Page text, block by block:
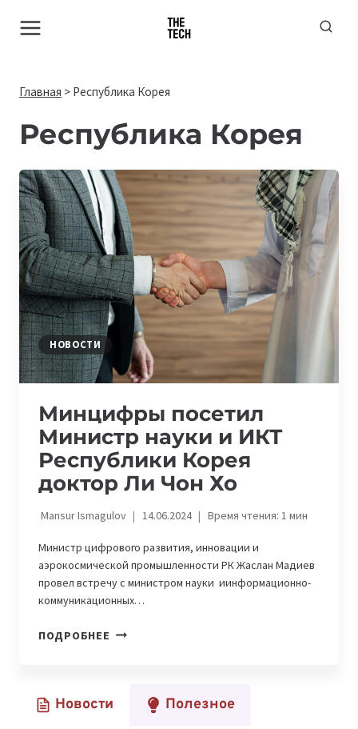
Главная > Республика Корея
Республика Корея
НОВОСТИ
Минцифры посетил
Министр науки и ИКТ
Республики Корея
доктор Ли Чон Хо
Mansur Ismagulov 14.06.2024 Время чтения: 1мин
Министр цифрового развития, инновации и
аэрокосмической промышленности РК Жаслан Мадиев
провел встречу с министром науки иинформационно-
коммуникационных…
ПОДРОБНЕЕ МИНЦИФРЫ
И
Новости Полезное